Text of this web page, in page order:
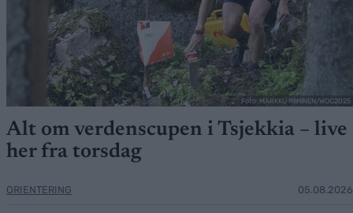
Foto: MARKKU RIIHINEN/WOC2025
Alt om verdenscupen i Tsjekkia – live
her fra torsdag
ORIENTERING 05.08.2026